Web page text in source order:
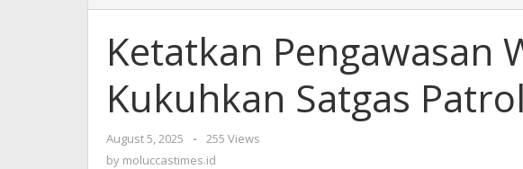
Pengawasan
Menimipas
Kukuhkan
Satgas
Patroli
Imigrasi
Ketatkan Pengawasan
Kukuhkan Satgas
August 5, 2025
by
moluccastimes.id
-
255 Views
by moluccastimes.id